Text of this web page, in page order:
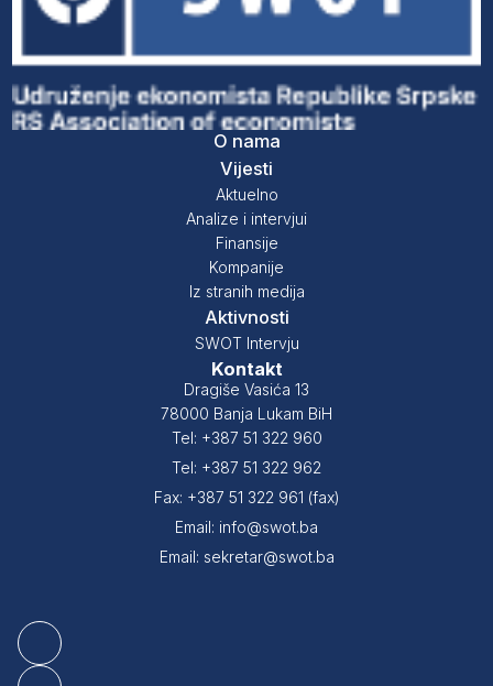
O nama
Vijesti
Aktuelno
Analize i intervjui
Finansije
Kompanije
Iz stranih medija
Aktivnosti
SWOT Intervju
Kontakt
Dragiše Vasića 13
78000 Banja Lukam BiH
Tel: +387 51 322 960
Tel: +387 51 322 962
Fax: +387 51 322 961 (fax)
Email: info@swot.ba
Email: sekretar@swot.ba